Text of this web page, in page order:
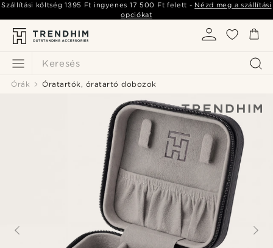
Keresés
Szállítási költség1395 Ft ingyenes 17 500 Ft felett - Nézd meg a szállítási
opciókat
Órák Óratartók, óratartó dobozok